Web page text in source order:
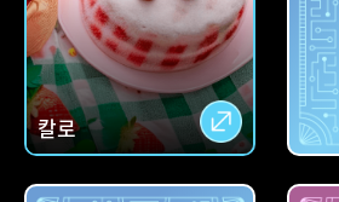
칼로